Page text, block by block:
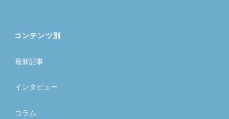
コンテンツ別
最新記事
インタビュー
コラム